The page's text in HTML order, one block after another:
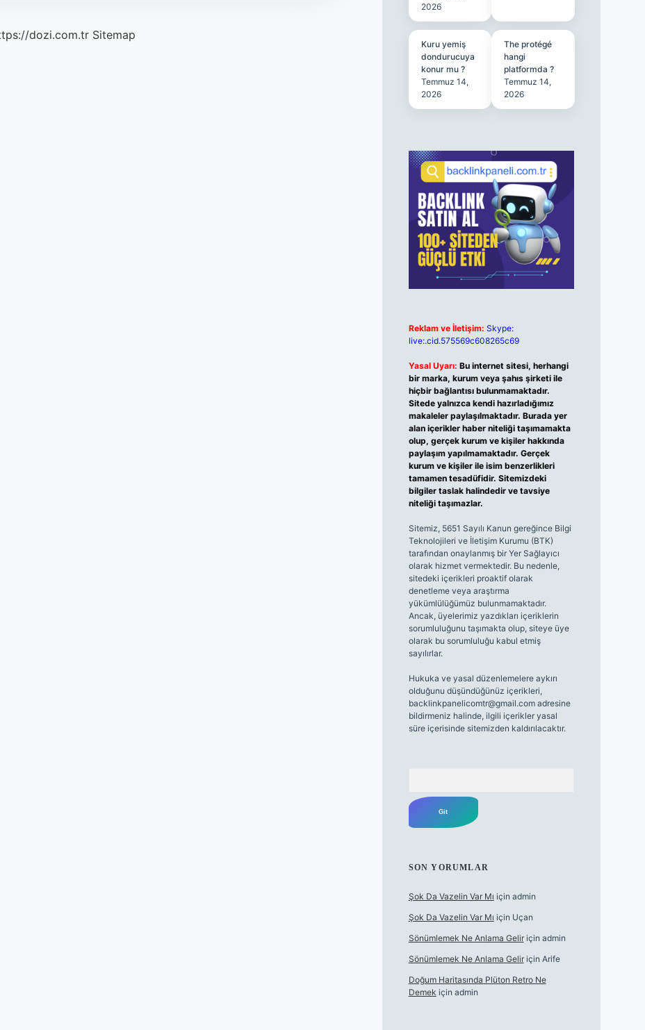
dozi.com.tr Sitemap
2026
Kuru yemiş
dondurucuya
konur mu ?
Temmuz 14,
2026
The protégé
hangi
platformda ?
Temmuz 14,
2026
Reklam ve İletişim: Skype:
live:.cid.575569c608265c69
Yasal Uyarı: Bu internet sitesi, herhangi
bir marka, kurum veya şahıs şirketi ile
hiçbir bağlantısı bulunmamaktadır.
Sitede yalnızca kendi hazırladığımız
makaleler paylaşılmaktadır. Burada yer
alan içerikler haber niteliği taşımamakta
olup, gerçek kurum ve kişiler hakkında
paylaşım yapılmamaktadır. Gerçek
kurum ve kişiler ile isim benzerlikleri
tamamen tesadüfidir. Sitemizdeki
bilgiler taslak halindedir ve tavsiye
niteliği taşımazlar.
Sitemiz, 5651 Sayılı Kanun gereğince Bilgi
Teknolojileri ve İletişim Kurumu (BTK)
tarafından onaylanmış bir Yer Sağlayıcı
olarak hizmet vermektedir. Bu nedenle,
sitedeki içerikleri proaktif olarak
denetleme veya araştırma
yükümlülüğümüz bulunmamaktadır.
Ancak, üyelerimiz yazdıkları içeriklerin
sorumluluğunu taşımakta olup, siteye üye
olarak bu sorumluluğu kabul etmiş
sayılırlar.
Hukuka ve yasal düzenlemelere aykırı
olduğunu düşündüğünüz içerikleri,
backlinkpanelicomtr@gmail.comadresine
bildirmeniz halinde, ilgili içerikler yasal
süre içerisinde sitemizden kaldırılacaktır.
SON YORUMLAR
Şok Da Vazelin Var Mı için admin
Şok Da Vazelin Var Mı için Uçan
Sönümlemek Ne Anlama Geliriçin admin
Sönümlemek Ne Anlama Geliriçin Arife
Doğum Haritasında Plüton Retro Ne
Demek için admin